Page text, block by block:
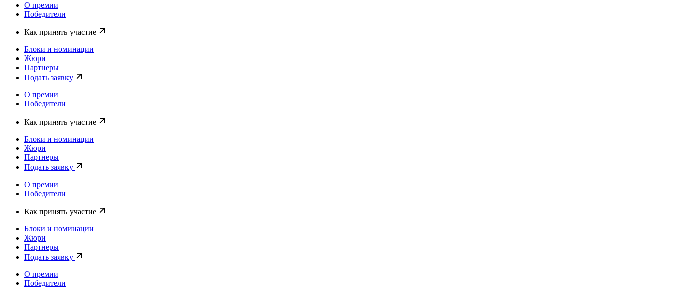
О премии
Победители
Как принять участие
Блоки и номинации
Жюри
Партнеры
Подать заявку
О премии
Победители
Как принять участие
Блоки и номинации
Жюри
Партнеры
Подать заявку
О премии
Победители
Как принять участие
Блоки и номинации
Жюри
Партнеры
Подать заявку
О премии
Победители